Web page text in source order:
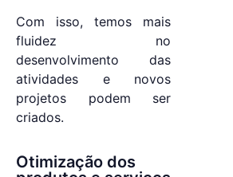
Com isso, temos mais
fluidez no
desenvolvimento das
atividades e novos
projetos podem ser
criados.
Otimização dos